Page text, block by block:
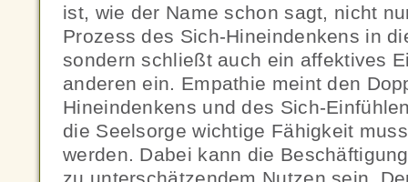
ist, wie der Name schon sagt, nicht
Prozess des Sich-Hineindenkens in
sondern schließt auch ein affektives
anderen ein. Empathie meint den
Hineindenkens und des Sich-
die Seelsorge wichtige Fähigkeit
werden. Dabei kann die